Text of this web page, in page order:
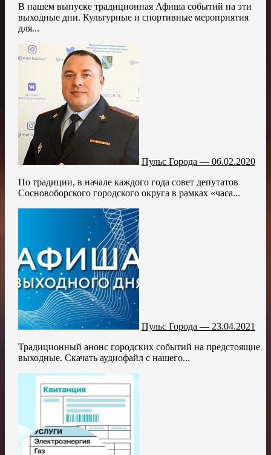
В нашем выпуске традиционная Афиша событий на эти
выходные дни. Культурные и спортивные мероприятия
для...
Пульс Города — 06.02.2020
По традиции, в начале каждого года совет депутатов
Сосновоборского городского округа в рамках «часа...
Пульс Города — 23.04.2021
Традиционный анонс городских событий на предстоящие
выходные. Скачать аудиофайл с нашего...